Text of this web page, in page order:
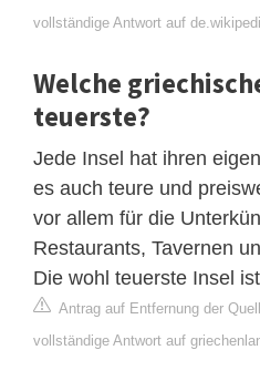
vollständige Antwort auf
Welche
teuerste?
Jede Insel hat ihren
es auch teure und
vor allem für die
Restaurants, Tavernen
Die wohl teuerste Insel
Antrag auf Entfernung der
vollständige Antwort auf